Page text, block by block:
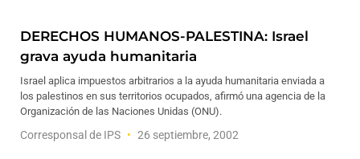
DERECHOS HUMANOS-PALESTINA: Israel
grava ayuda humanitaria
Israel aplica impuestos arbitrarios a la ayuda humanitaria enviada a
los palestinos en sus territorios ocupados, afirmó una agencia de la
Organización de las Naciones Unidas (ONU).
Corresponsal de IPS 26 septiembre, 2002